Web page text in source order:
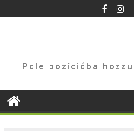
to
Pole pozícióba